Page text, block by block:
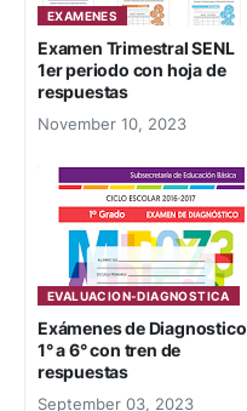
EXAMENES
Examen Trimestral SENL
1er periodo con hoja de
respuestas
November 10, 2023
EVALUACION-DIAGNOSTICA
Exámenes de Diagnostico
1° a 6° con tren de
respuestas
September 03, 2023